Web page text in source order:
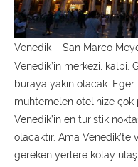
Venedik – San Marco
Venedik’in merkezi, kalbi.
buraya yakın olacak.
muhtemelen otelinize çok
Venedik’in en turistik
olacaktır. Ama Venedik’te
gereken yerlere kolay